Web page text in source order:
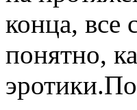
конца, все
понятно,